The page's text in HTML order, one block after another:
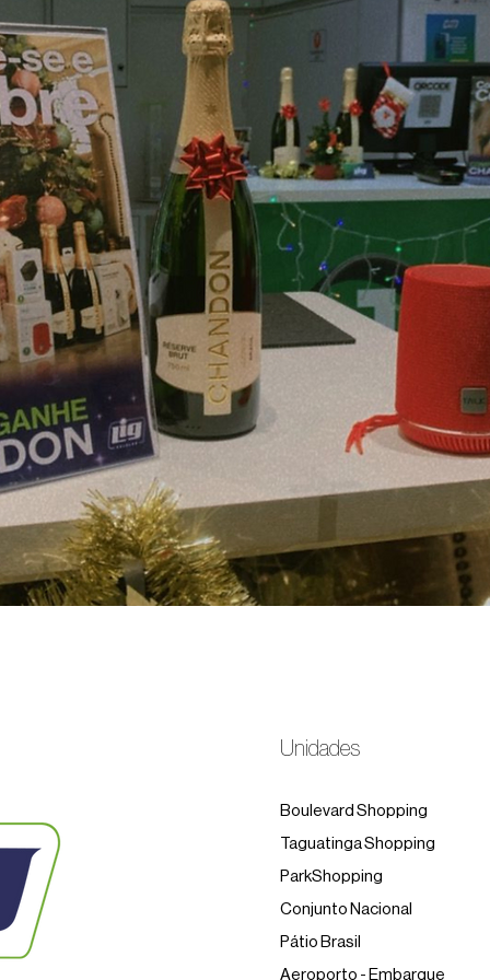
Unidades
Boulevard Shopping
Taguatinga Shopping
ParkShopping
Conjunto Nacional
Pátio Brasil
Aeroporto - Embarque